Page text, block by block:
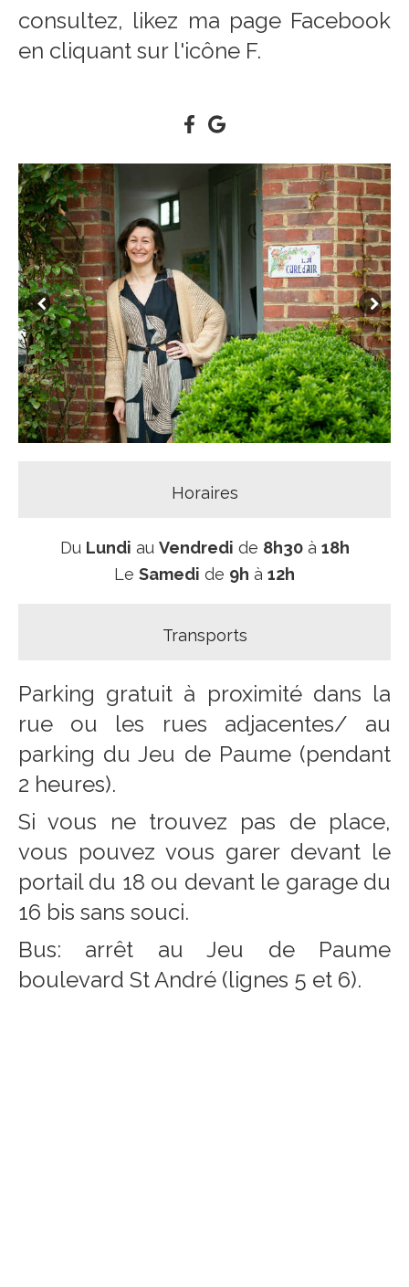
consultez, likez ma page Facebook
en cliquant sur l'icône F.
Horaires
Du Lundi au Vendredi de 8h30à 18h
Le Samedi de 9h à 12h
Transports
Parking gratuit à proximité dans la
rue ou les rues adjacentes/ au
parking du Jeu de Paume (pendant
2 heures).
Si vous ne trouvez pas de place,
vous pouvez vous garer devant le
portail du 18 ou devant le garage du
16 bis sans souci.
Bus: arrêt au Jeu de Paume
boulevard St André (lignes 5 et 6).